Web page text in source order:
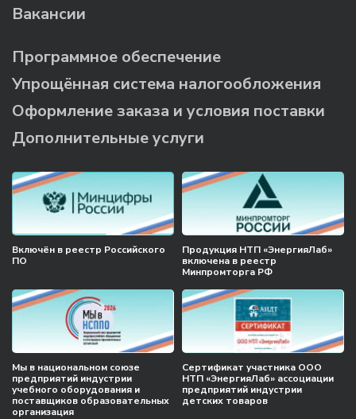
Вакансии
Программное обеспечение
Упрощённая система налогообложения
Оформление заказа и условия поставки
Дополнительные услуги
Включён в реестр Российского
ПО
Продукция НТП «ЭнергияЛаб»
включена в реестр
Минпромторга РФ
Мы в национальном союзе
предприятий индустрии
учебного оборудования и
поставщиков образовательных
организация
Сертификат участника ООО
НТП «ЭнергияЛаб» ассоциации
предприятий индустрии
детских товаров